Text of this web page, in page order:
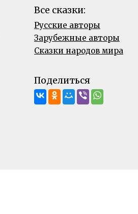
Все сказки:
Русские авторы
Зарубежные авторы
Сказки народов мира
Поделиться